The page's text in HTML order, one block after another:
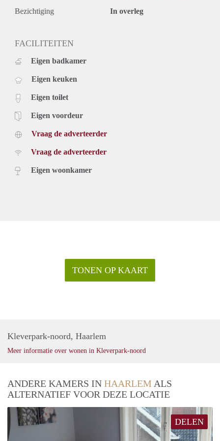
Bezichtiging In overleg
FACILITEITEN
Eigen badkamer
Eigen keuken
Eigen toilet
Eigen voordeur
Vraag de adverteerder
Vraag de adverteerder
Eigen woonkamer
TONEN OP KAART
Kleverpark-noord, Haarlem
Meer informatie over wonen in Kleverpark-noord
ANDERE KAMERS IN HAARLEM ALS
ALTERNATIEF VOOR DEZE LOCATIE
DELEN